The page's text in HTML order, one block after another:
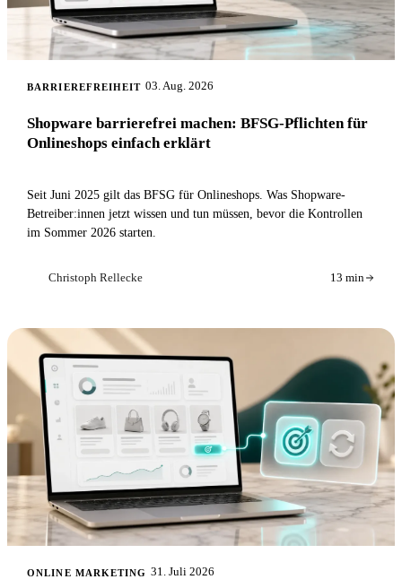
BARRIEREFREIHEIT 03. Aug. 2026
Shopware barrierefrei machen: BFSG-Pflichten für
Onlineshops einfach erklärt
Seit Juni 2025 gilt das BFSG für Onlineshops. Was Shopware-
Betreiber:innen jetzt wissen und tun müssen, bevor die Kontrollen
im Sommer 2026 starten.
Christoph Rellecke 13 min
ONLINE MARKETING 31. Juli 2026